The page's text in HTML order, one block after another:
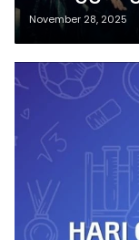
Dijadwal
November 28, 2025